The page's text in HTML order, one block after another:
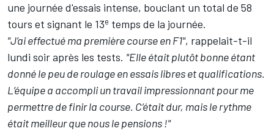
une journée d'essais intense, bouclant un total de 58
tours et signant le 13e temps de la journée.
"J’ai effectué ma première course en F1", rappelait-t-il
lundi soir après les tests. "Elle était plutôt bonne étant
donné le peu de roulage en essais libres et qualifications.
L’équipe a accompli un travail impressionnant pour me
permettre de finir la course. C’était dur, mais le rythme
était meilleur que nous le pensions !"